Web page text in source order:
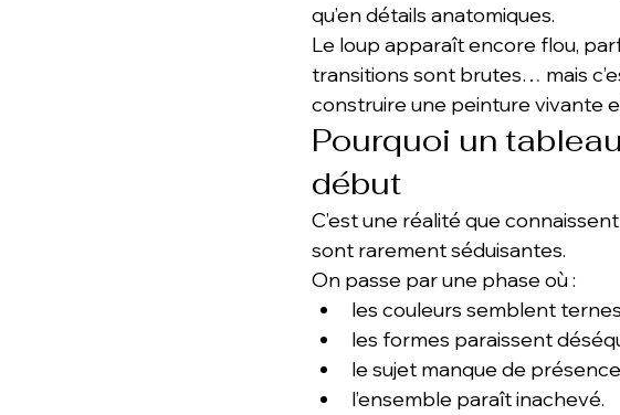
qu’en détails anatomiques.
Le loup apparaît encore flou,
transitions sont brutes… mais
construire une peinture vivante
Pourquoi un
début
C’est une réalité que
sont rarement séduisantes.
On passe par une phase où :
les couleurs semblent
les formes paraissent
le sujet manque de
l’ensemble paraît inachevé.